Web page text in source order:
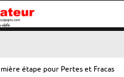
étape pour Pertes et Fracas